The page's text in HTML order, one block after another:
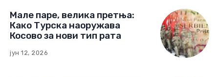
Мале паре, велика претња:
Како Турска наоружава
Косово за нови тип рата
јун 12, 2026